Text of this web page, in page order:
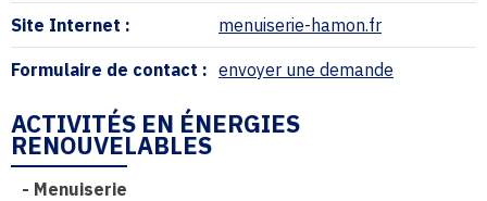
Site Internet : menuiserie-hamon.fr
Formulaire de contact : envoyer une demande
ACTIVITÉS EN ÉNERGIES
RENOUVELABLES
- Menuiserie